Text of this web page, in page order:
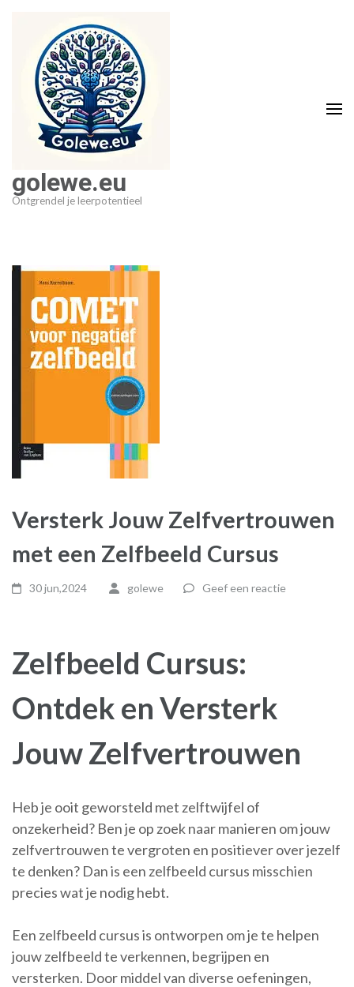
inhoud
golewe.eu
Ontgrendel je leerpotentieel
Versterk Jouw Zelfvertrouwen
met een Zelfbeeld Cursus
30 jun,2024 golewe Geef een reactie
Zelfbeeld Cursus:
Ontdek en Versterk
Jouw Zelfvertrouwen
Heb je ooit geworsteld met zelftwijfel of
onzekerheid? Ben je op zoek naar manieren om jouw
zelfvertrouwen te vergroten en positiever over jezelf
te denken? Dan is een zelfbeeld cursus misschien
precies wat je nodig hebt.
Een zelfbeeld cursus is ontworpen om je te helpen
jouw zelfbeeld te verkennen, begrijpen en
versterken. Door middel van diverse oefeningen,